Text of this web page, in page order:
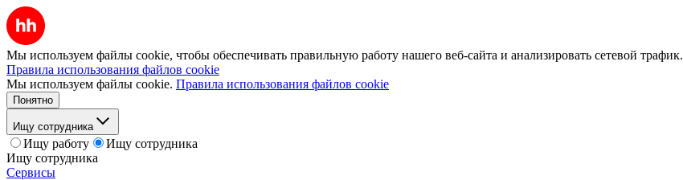
Мы используем файлы cookie, чтобы обеспечивать правильную работу нашего веб-сайта и анализировать сетевой трафик.
Правила использования файлов cookie
Мы используем файлы cookie. Правила использования файлов cookie
Понятно
Ищу сотрудника
Ищу работу
Ищу сотрудника
Ищу сотрудника
Сервисы